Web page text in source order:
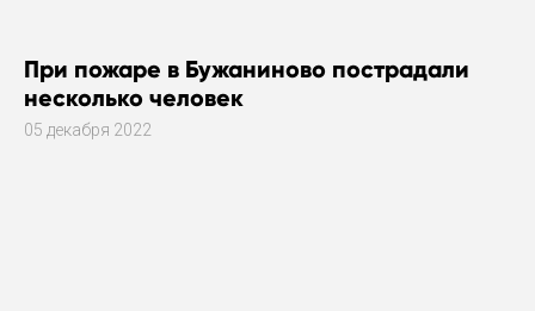
При пожаре в Бужаниново пострадали
несколько человек
05 декабря 2022